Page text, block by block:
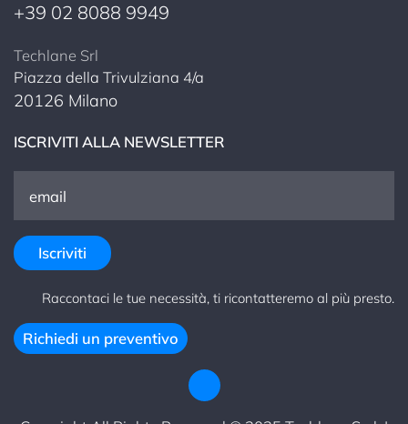
+39 02 8088 9949
Techlane Srl
Piazza della Trivulziana 4/a
20126 Milano
ISCRIVITI ALLA NEWSLETTER
Raccontaci le tue necessità, ti ricontatteremo al più presto.
Richiedi un preventivo